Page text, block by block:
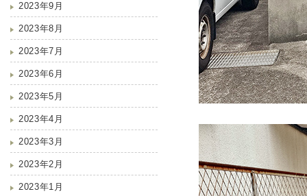
2023年9月
2023年8月
2023年7月
2023年6月
2023年5月
2023年4月
2023年3月
2023年2月
2023年1月